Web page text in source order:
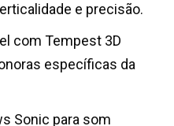
e precisão.
com Tempest 3D
específicas da
Sonic para som